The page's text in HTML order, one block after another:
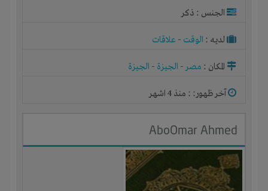
الجنس : ذكر
لديـه : الوقت - علاقات
المكان : مصر- الجيزة - الجيزة
آخر ظهور: : منذ 4 اشهر
AboOmar Ahmed